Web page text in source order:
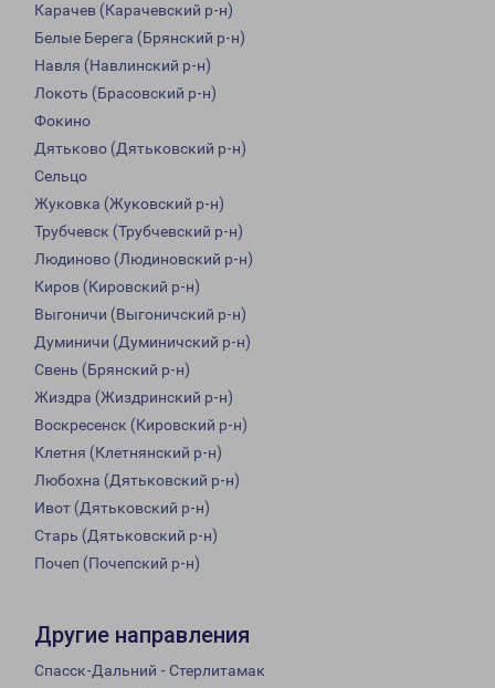
Карачев (Карачевский р-н)
Белые Берега (Брянский р-н)
Навля (Навлинский р-н)
Локоть (Брасовский р-н)
Фокино
Дятьково (Дятьковский р-н)
Сельцо
Жуковка (Жуковский р-н)
Трубчевск (Трубчевский р-н)
Людиново (Людиновский р-н)
Киров (Кировский р-н)
Выгоничи (Выгоничский р-н)
Думиничи (Думиничский р-н)
Свень (Брянский р-н)
Жиздра (Жиздринский р-н)
Воскресенск (Кировский р-н)
Клетня (Клетнянский р-н)
Любохна (Дятьковский р-н)
Ивот (Дятьковский р-н)
Старь (Дятьковский р-н)
Почеп (Почепский р-н)
Другие направления
Спасск-Дальний - Стерлитамак